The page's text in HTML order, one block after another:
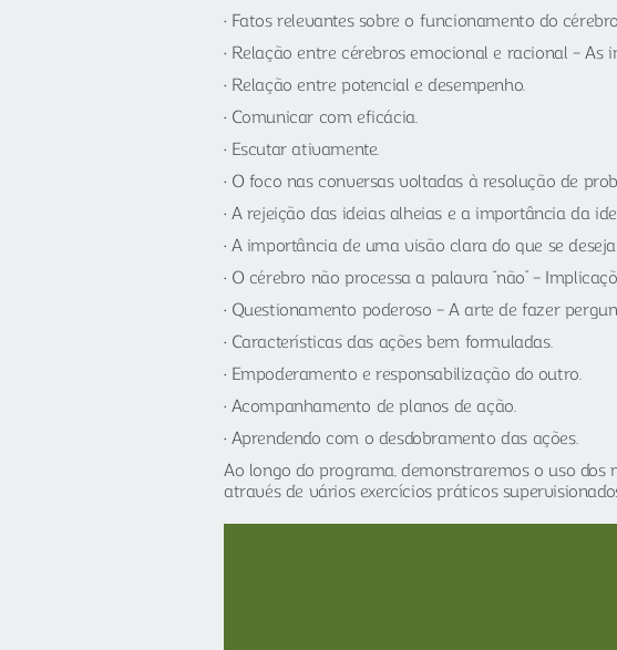
Fatos relevantes sobre o funcionamento do
Relação entre cérebros emocional e racional – As
Relação entre potencial e desempenho.
Comunicar com eficácia.
Escutar ativamente.
O foco nas conversas voltadas à resolução de
A rejeição das ideias alheias e a importância da
A importância de uma visão clara do que se
O cérebro não processa a palavra “não” –
Questionamento poderoso – A arte de fazer
Características das ações bem formuladas.
Empoderamento e responsabilização do outro.
Acompanhamento de planos de ação.
Aprendendo com o desdobramento das ações.
Ao longo do programa, demonstraremos o uso
através de vários exercícios práticos